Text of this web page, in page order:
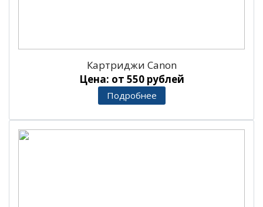
Картриджи Canon
Цена: от 550 рублей
Подробнее